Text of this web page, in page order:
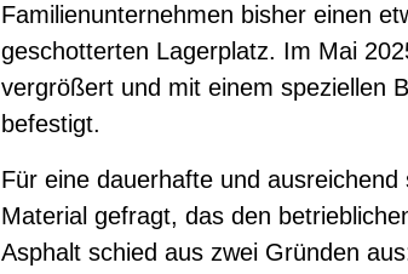
Familienunternehmen bisher einen
geschotterten Lagerplatz. Im Mai
vergrößert und mit einem speziellen
befestigt.
Für eine dauerhafte und
Material gefragt, das den
Asphalt schied aus zwei Gründen